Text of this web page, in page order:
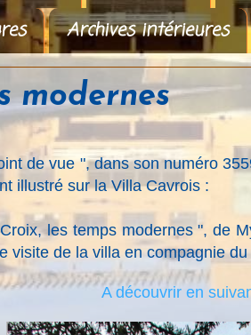
Archives intérieures
modernes
de vue ", dans son numéro
illustré sur la Villa Cavrois :
les temps modernes ", de
visite de la villa en compagnie
A découvrir en